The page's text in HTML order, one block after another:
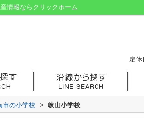
情報ならクリックホーム
定休
市の小学校 > 岐山小学校